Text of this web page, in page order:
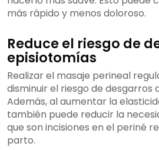
más rápido y menos doloroso.
Reduce el riesgo de
episiotomías
Realizar el masaje perineal
disminuir el riesgo de desgarros
Además, al aumentar la
también puede reducir la
que son incisiones en el periné
parto.